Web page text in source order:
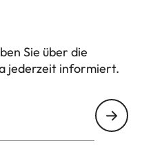
Sie über die
jederzeit informiert.